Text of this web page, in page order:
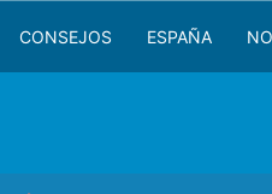
CONSEJOS ESPAÑA